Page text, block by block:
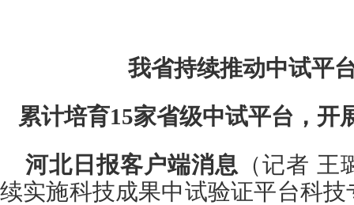
我省持续推动中试平
累计培育15家省级中试平台，开
河北日报客户端消息 （记者
续实施科技成果中试验证平台科